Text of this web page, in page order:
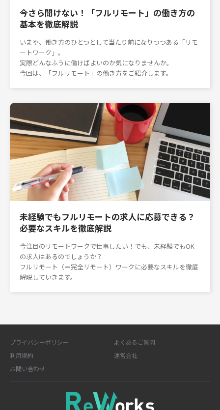
今さら聞けない！「フルリモート」の働き方の
基本を徹底解説
いまや、働き方のひとつとして当たり前になりつつある「リモ
ートワーク」。
実際どんなふうに働けばよいのか気になりませんか。
今回は、「フルリモート」の働き方をご紹介します。
未経験でもフルリモートの求人に応募できる？
必要なスキルを徹底解説
今注目のリモートワークで仕事したい！でも、未経験でもOK
の求人はあるのでしょうか？
フルリモート（＝完全リモート）ワークに必要なスキルを徹底
解説していきます。
プライバシーポリシー
よくあるご質問
利用規約
運営会社
お問い合わせ